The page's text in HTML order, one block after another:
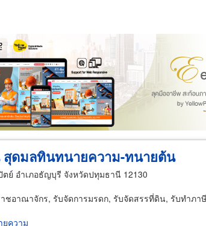
ขายปลีก ผู้ผลิต ตัวแทนจัดจำหน่าย ผู้ส่ง
สุดมลทินทนายความ-ทนายต้น
ย์ อำเภอธัญบุรี จังหวัดปทุมธานี 12130
ชอาณาจักร, รับจัดการมรดก, รับจัดสรรที่ดิน, รับทำภ
ความ